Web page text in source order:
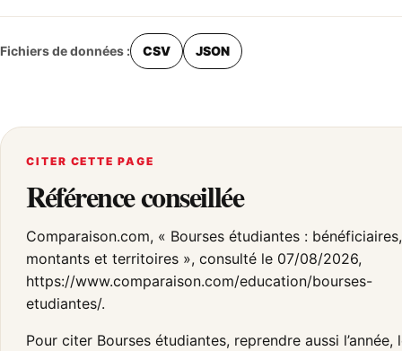
Fichiers de données : CSV JSON
CITER CETTE PAGE
Référence conseillée
Comparaison.com, « Bourses étudiantes : bénéficiaires,
montants et territoires », consulté le 07/08/2026,
https://www.comparaison.com/education/bourses-
etudiantes/.
Pour citer Bourses étudiantes, reprendre aussi l’année,